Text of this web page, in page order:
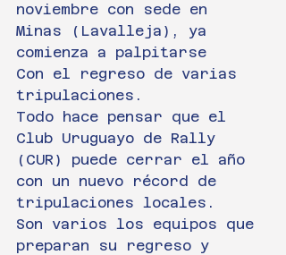
noviembre con sede en
Minas (Lavalleja), ya
comienza a palpitarse
Con el regreso de varias
tripulaciones.
Todo hace pensar que el
Club Uruguayo de Rally
(CUR) puede cerrar el año
con un nuevo récord de
tripulaciones locales.
Son varios los equipos que
preparan su regreso y